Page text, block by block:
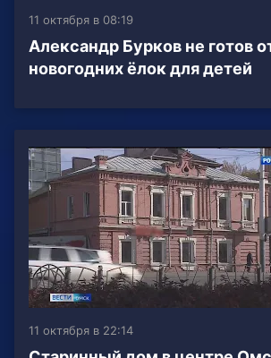
11 октября в 08:19
Александр Бурков не готов
новогодних ёлок для детей
11 октября в 22:14